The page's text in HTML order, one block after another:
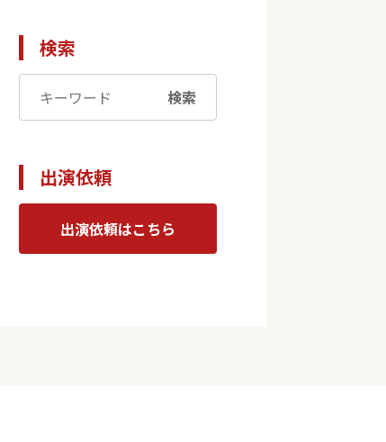
検索
検索
出演依頼
出演依頼はこちら